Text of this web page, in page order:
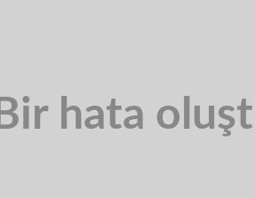
Bir hata